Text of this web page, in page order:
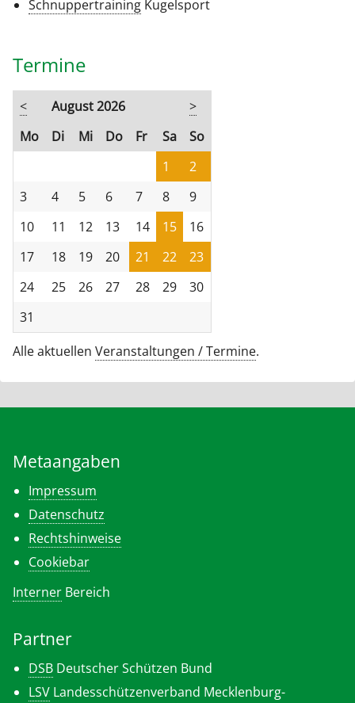
Schnuppertraining Kugelsport
Termine
< August 2026
>
Montag
Dienstag
Mittwoch
Donnerstag
Freitag
Samstag
Sonntag
1
2
3
4 5 6 7 8
9
10
11 12 13 14 15
16
17
18 19 20 21 22
23
24
25 26 27 28 29
30
31
Alle aktuellen Veranstaltungen / Termine.
Metaangaben
Impressum
Datenschutz
Rechtshinweise
Cookiebar
Interner Bereich
Partner
DSB Deutscher Schützen Bund
LSV Landesschützenverband Mecklenburg-